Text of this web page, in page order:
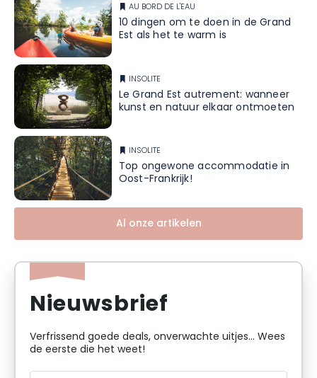
AU BORD DE L'EAU
10 dingen om te doen in de Grand
Est als het te warm is
INSOLITE
Le Grand Est autrement: wanneer
kunst en natuur elkaar ontmoeten
INSOLITE
Top ongewone accommodatie in
Oost-Frankrijk!
Al onze artikelen
Nieuwsbrief
Verfrissend goede deals, onverwachte uitjes... Wees
de eerste die het weet!